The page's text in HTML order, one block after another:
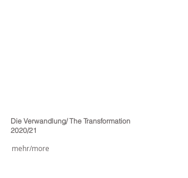
Die Verwandlung/ The Transformation
2020/21
mehr/more